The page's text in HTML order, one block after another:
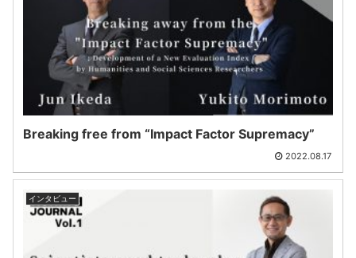
Breaking free from “Impact Factor Supremacy”
2022.08.17
インタビュー